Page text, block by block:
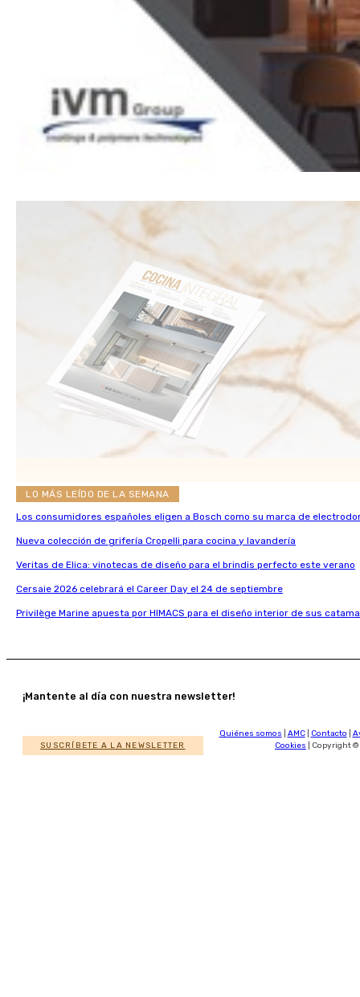
LO MÁS LEÍDO DE LA SEMANA
Los consumidores españoles eligen a Bosch como su marca de
Nueva colección de grifería Cropelli para cocina y lavandería
Veritas de Elica: vinotecas de diseño para el brindis perfecto este verano
Cersaie 2026 celebrará el Career Day el 24 de septiembre
Privilège Marine apuesta por HIMACS para el diseño interior de sus
¡Mantente al día con nuestra newsletter!
SUSCRÍBETE A LA NEWSLETTER
Quiénes somos AMC| Contacto
Cookies | Copyright